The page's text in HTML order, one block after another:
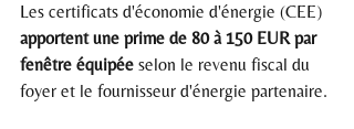
Les certificats d'économie d'énergie (CEE)
apportent une prime de 80 à 150 EUR par
fenêtre équipée selon le revenu fiscal du
foyer et le fournisseur d'énergie partenaire.